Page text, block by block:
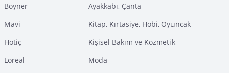
Boyner
Mavi
Hotiç
Loreal
Ayakkabı, Çanta
Kitap, Kırtasiye, Hobi, Oyuncak
Kişisel Bakım ve Kozmetik
Moda